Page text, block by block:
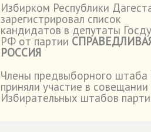
Избирком Республики
зарегистрировал список
кандидатов в депутаты
РФ от партии
РОССИЯ
Члены предвыборного
приняли участие в совещании
Избирательных штабов